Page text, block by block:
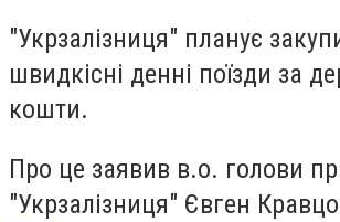
"Укрзалізниця" планує
швидкісні денні поїзди за
кошти.
Про це заявив в.о. голови
"Укрзалізниця" Євген